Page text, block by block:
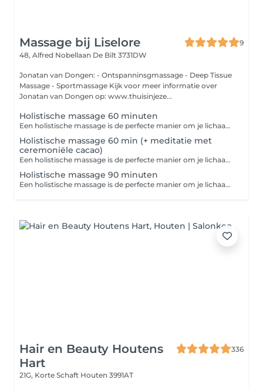
Massage bij Liselore
9
48, Alfred Nobellaan De Bilt 3731DW
Jonatan van Dongen: - Ontspanninsgmassage - Deep Tissue
Massage - Sportmassage Kijk voor meer informatie over
Jonatan van Dongen op: www.thuisinjeze...
Holistische massage 60 minuten
Een holistische massage is de perfecte manier om je lichaam en geest weer met elkaar in harmonie te brengen. Dit is een diepe, ontspannende en holistische behandeling die zowel fysieke als energetische uitwerking heeft. Na jouw behandeling is er een kwartier extra tijd voor een nabeschouwing.
Holistische massage 60 min (+ meditatie met
ceremoniële cacao)
Een holistische massage is de perfecte manier om je lichaam en geest weer met elkaar in harmonie te brengen. Dit is een diepe, ontspannende en holistische behandeling die zowel fysieke als energetische uitwerking heeft. Jouw sessie start met een begeleide meditatie met ceremoniële cacao, dat een licht stimulerende werking heeft. De cacao brengt je in contact met de hartstreek en kan emoties meer naar de oppervlakte brengen. Na jouw behandeling is er een kwartier extra tijd voor een nabeschouwing. Let op: het drinken van cacao is volledig op eigen verantwoordelijkheid. Wil je hier meer over weten? Neem dan van tevoren contact op.
Holistische massage 90 minuten
Een holistische massage is de perfecte manier om je lichaam en geest weer met elkaar in harmonie te brengen. Dit is een diepe, ontspannende en holistische behandeling die zowel fysieke als energetische uitwerking heeft. Na jouw behandeling is er een kwartier extra tijd voor een nabeschouwing.
Hair en Beauty Houtens
Hart
336
21G, Korte Schaft Houten 3991AT